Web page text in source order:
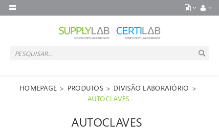
HOMEPAGE > PRODUTOS > DIVISÃO LABORATÓRIO >
AUTOCLAVES
AUTOCLAVES